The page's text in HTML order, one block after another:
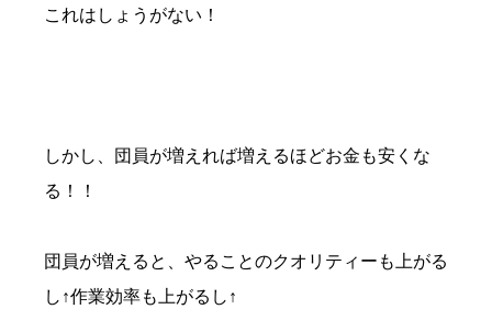
これはしょうがない！
しかし、団員が増えれば増えるほどお金も安くな
る！！
団員が増えると、やることのクオリティーも上がる
し↑作業効率も上がるし↑